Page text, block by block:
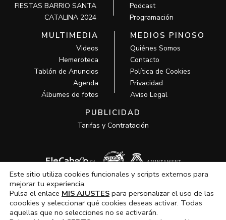
FIESTAS BARRIO SANTA
CATALINA 2024
Podcast
Programación
MULTIMEDIA
Videos
Hemeroteca
Tablón de Anuncios
Agenda
Álbumes de fotos
MEDIOS PINOSO
Quiénes Somos
Contacto
Política de Cookies
Privacidad
Aviso Legal
PUBLICIDAD
Tarifas y Contratación
Todos los derechos © 2026 MCM Pinoso | Funciona gracias a
Este sitio utiliza cookies funcionales y scripts externos para
mejorar tu experiencia.
Pulsa el enlace MIS AJUSTES para personalizar el uso de las
coookies y seleccionar qué cookies deseas activar. Todas
aquellas que no selecciones no se activarán.